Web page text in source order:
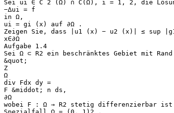
Sei ui ∈ C 2 (Ω) ∩ C(Ω), i = 1, 2, die
−∆ui = f
in Ω,
ui = gi (x) auf ∂Ω .
Zeigen Sie, dass |u1 (x) − u2 (x)| ≤
x∈∂Ω
Aufgabe 1.4
Sei Ω ⊂ R2 ein beschränktes Gebiet mit
&quot;
Z
Ω
div Fdx dy =
F &middot; n ds,
∂Ω
wobei F : Ω → R2 stetig differenzierbar ist